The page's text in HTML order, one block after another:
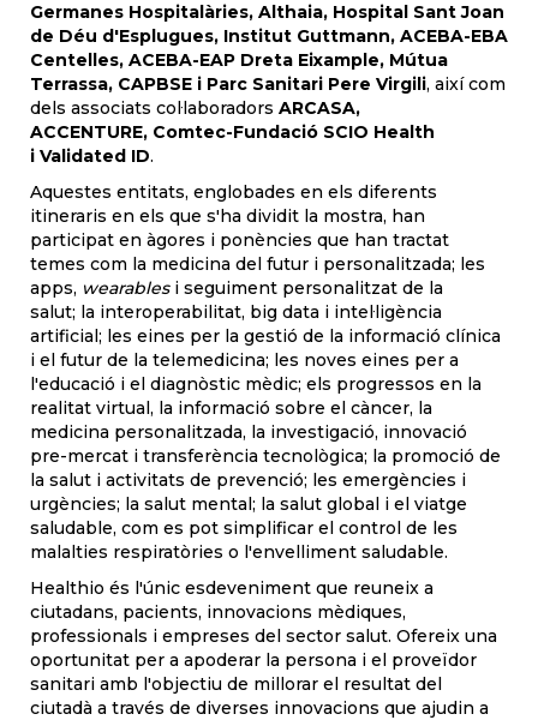
Germanes Hospitalàries, Althaia, Hospital Sant Joan
de Déu d'Esplugues, Institut Guttmann, ACEBA-EBA
Centelles, ACEBA-EAP Dreta Eixample, Mútua
Terrassa, CAPBSE i Parc Sanitari Pere Virgili, així com
dels associats col·laboradors ARCASA,
ACCENTURE, Comtec-Fundació SCIO Health
i Validated ID.
Aquestes entitats, englobades en els diferents
itineraris en els que s'ha dividit la mostra, han
participat en àgores i ponències que han tractat
temes com la medicina del futur i personalitzada; les
apps, wearablesi seguiment personalitzat de la
salut; la interoperabilitat, big data i intel·ligència
artificial; les eines per la gestió de la informació clínica
i el futur de la telemedicina; les noves eines per a
l'educació i el diagnòstic mèdic; els progressos en la
realitat virtual, la informació sobre el càncer, la
medicina personalitzada, la investigació, innovació
pre-mercat i transferència tecnològica; la promoció de
la salut i activitats de prevenció; les emergències i
urgències; la salut mental; la salut global i el viatge
saludable, com es pot simplificar el control de les
malalties respiratòries o l'envelliment saludable.
Healthio és l'únic esdeveniment que reuneix a
ciutadans, pacients, innovacions mèdiques,
professionals i empreses del sector salut. Ofereix una
oportunitat per a apoderar la persona i el proveïdor
sanitari amb l'objectiu de millorar el resultat del
ciutadà a través de diverses innovacions que ajudin a